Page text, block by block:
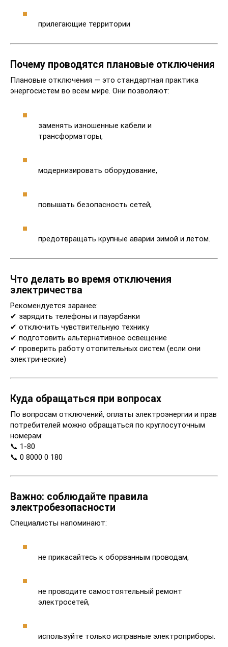
прилегающие территории
Почему проводятся плановые отключения
Плановые отключения — это стандартная практика
энергосистем во всём мире. Они позволяют:
заменять изношенные кабели и
трансформаторы,
модернизировать оборудование,
повышать безопасность сетей,
предотвращать крупные аварии зимой и летом.
Что делать во время отключения
электричества
Рекомендуется заранее:
✔ зарядить телефоны и пауэрбанки
✔ отключить чувствительную технику
✔ подготовить альтернативное освещение
✔ проверить работу отопительных систем (если они
электрические)
Куда обращаться при вопросах
По вопросам отключений, оплаты электроэнергии и прав
потребителей можно обращаться по круглосуточным
номерам:
📞 1-80
📞 0 8000 0 180
Важно: соблюдайте правила
электробезопасности
Специалисты напоминают:
не прикасайтесь к оборванным проводам,
не проводите самостоятельный ремонт
электросетей,
используйте только исправные электроприборы.